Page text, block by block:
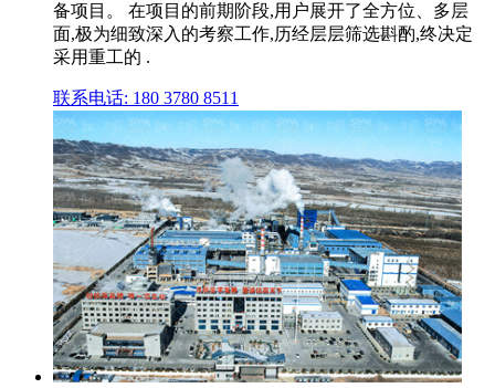
备项目。 在项目的前期阶段,用户展开了全方位、多层
面,极为细致深入的考察工作,历经层层筛选斟酌,终决定
采用重工的 .
联系电话: 180 3780 8511